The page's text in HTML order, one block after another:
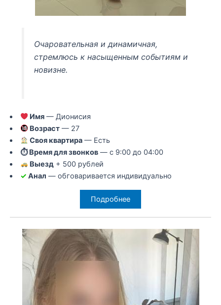
Очаровательная и динамичная,
стремлюсь к насыщенным событиям и
новизне.
Имя — Дионисия
Возраст — 27
Своя квартира — Есть
⏱ Время для звонков— с 9:00 до 04:00
Выезд + 500 рублей
✓ Анал — обговаривается индивидуально
Подробнее